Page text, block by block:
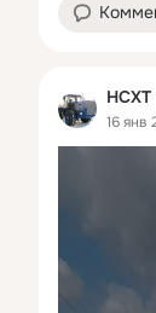
НСХТ
16 янв